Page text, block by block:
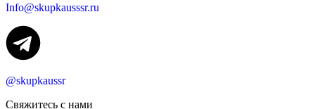
Info@skupkausssr.ru
@skupkaussr
Свяжитесь с нами